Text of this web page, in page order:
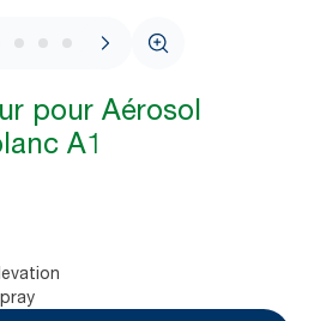
1 / 7
pour Aérosol
A1